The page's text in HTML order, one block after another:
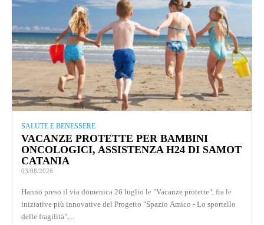
SALUTE E BENESSERE
VACANZE PROTETTE PER BAMBINI
ONCOLOGICI, ASSISTENZA H24 DI SAMOT
CATANIA
03/08/2026
Hanno preso il via domenica 26 luglio le "Vacanze protette", fra le
iniziative più innovative del Progetto "Spazio Amico - Lo sportello
delle fragilità",...